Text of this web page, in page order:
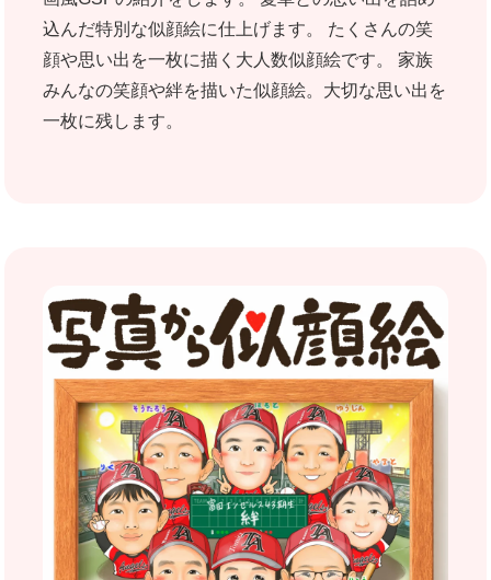
込んだ特別な似顔絵に仕上げます。 たくさんの笑
顔や思い出を一枚に描く大人数似顔絵です。 家族
みんなの笑顔や絆を描いた似顔絵。大切な思い出を
一枚に残します。